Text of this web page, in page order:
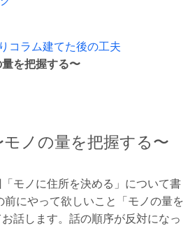
コラム建てた後の工夫
を把握する〜
ノの量を把握する〜
モノに住所を決める」について書
前にやって欲しいこと「モノの量を
話します。話の順序が反対になっ